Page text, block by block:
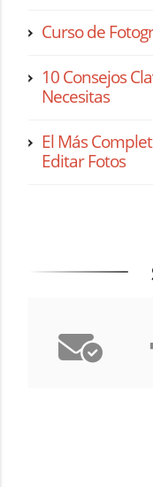
Curso de
10 Consejos
Necesitas
El Más
Editar Fotos